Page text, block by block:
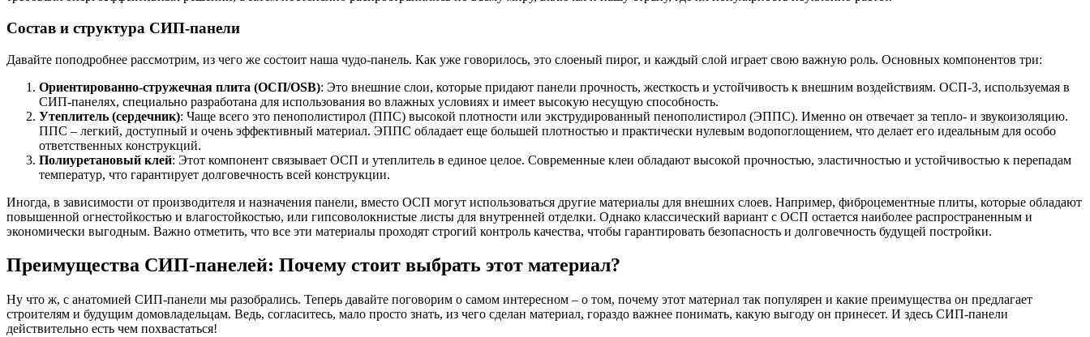
Состав и структура СИП-панели
Давайте поподробнее рассмотрим, из чего же состоит наша чудо-панель. Как уже говорилось, это слоеный пирог, и каждый слой играет свою важную роль. Основных компонентов три:
Ориентированно-стружечная плита (ОСП/OSB): Это внешние слои, которые придают панели прочность, жесткость и устойчивость к внешним воздействиям. ОСП-3, используемая в
СИП-панелях, специально разработана для использования во влажных условиях и имеет высокую несущую способность.
Утеплитель (сердечник): Чаще всего это пенополистирол (ППС) высокой плотности или экструдированный пенополистирол (ЭППС). Именно он отвечает за тепло- и звукоизоляцию.
ППС – легкий, доступный и очень эффективный материал. ЭППС обладает еще большей плотностью и практически нулевым водопоглощением, что делает его идеальным для особо
ответственных конструкций.
Полиуретановый клей: Этот компонент связывает ОСП и утеплитель в единое целое. Современные клеи обладают высокой прочностью, эластичностью и устойчивостью к перепадам
температур, что гарантирует долговечность всей конструкции.
Иногда, в зависимости от производителя и назначения панели, вместо ОСП могут использоваться другие материалы для внешних слоев. Например, фиброцементные плиты, которые обладают
повышенной огнестойкостью и влагостойкостью, или гипсоволокнистые листы для внутренней отделки. Однако классический вариант с ОСП остается наиболее распространенным и
экономически выгодным. Важно отметить, что все эти материалы проходят строгий контроль качества, чтобы гарантировать безопасность и долговечность будущей постройки.
Преимущества СИП-панелей: Почему стоит выбрать этот материал?
Ну что ж, с анатомией СИП-панели мы разобрались. Теперь давайте поговорим о самом интересном – о том, почему этот материал так популярен и какие преимущества он предлагает
строителям и будущим домовладельцам. Ведь, согласитесь, мало просто знать, из чего сделан материал, гораздо важнее понимать, какую выгоду он принесет. И здесь СИП-панели
действительно есть чем похвастаться!